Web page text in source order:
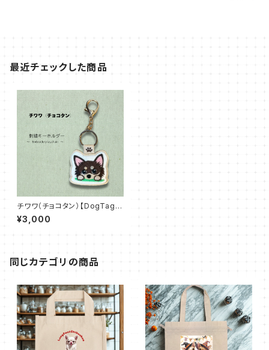
最近チェックした商品
チワワ（チョコタン）【DogTag S
titch】両面刺繍キーホルダー
¥3,000
同じカテゴリの商品